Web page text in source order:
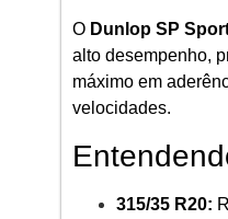
O Dunlop SP
alto desempenho,
máximo em
velocidades.
315/35 R20: